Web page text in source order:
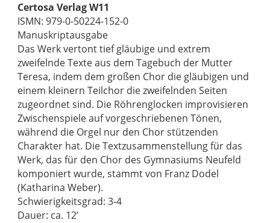
Certosa Verlag W11
ISMN: 979-0-50224-152-0
Manuskriptausgabe
Das Werk vertont tief gläubige und extrem
zweifelnde Texte aus dem Tagebuch der Mutter
Teresa, indem dem großen Chor die gläubigen und
einem kleinern Teilchor die zweifelnden Seiten
zugeordnet sind. Die Röhrenglocken improvisieren
Zwischenspiele auf vorgeschriebenen Tönen,
während die Orgel nur den Chor stützenden
Charakter hat. Die Textzusammenstellung für das
Werk, das für den Chor des Gymnasiums Neufeld
komponiert wurde, stammt von Franz Dodel
(Katharina Weber).
Schwierigkeitsgrad: 3-4
Dauer: ca. 12’